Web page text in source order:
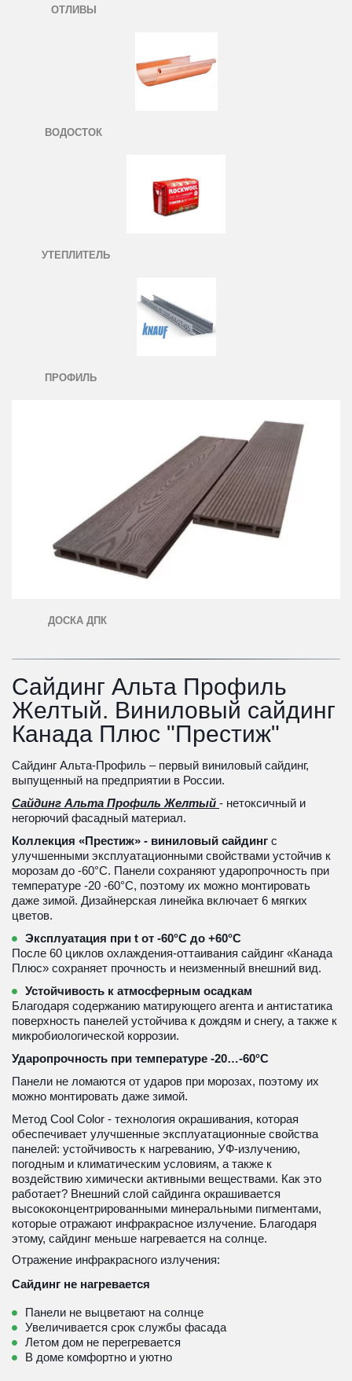
ОТЛИВЫ
ВОДОСТОК
УТЕПЛИТЕЛЬ
ПРОФИЛЬ
ДОСКА ДПК
Сайдинг Альта Профиль
Желтый. Виниловый сайдинг
Канада Плюс "Престиж"
Сайдинг Альта-Профиль – первый виниловый сайдинг,
выпущенный на предприятии в России.
Сайдинг Альта Профиль Желтый - нетоксичный и
негорючий фасадный материал.
Коллекция «Престиж» - виниловый сайдинг с
улучшенными эксплуатационными свойствами устойчив к
морозам до -60°С. Панели сохраняют ударопрочность при
температуре -20 -60°С, поэтому их можно монтировать
даже зимой. Дизайнерская линейка включает 6 мягких
цветов.
Эксплуатация при t от -60°С до +60°С
После 60 циклов охлаждения-оттаивания сайдинг «Канада
Плюс» сохраняет прочность и неизменный внешний вид.
Устойчивость к атмосферным осадкам
Благодаря содержанию матирующего агента и антистатика
поверхность панелей устойчива к дождям и снегу, а также к
микробиологической коррозии.
Ударопрочность при температуре -20…-60°С
Панели не ломаются от ударов при морозах, поэтому их
можно монтировать даже зимой.
Метод Cool Color - технология окрашивания, которая
обеспечивает улучшенные эксплуатационные свойства
панелей: устойчивость к нагреванию, УФ-излучению,
погодным и климатическим условиям, а также к
воздействию химически активными веществами. Как это
работает? Внешний слой сайдинга окрашивается
высококонцентрированными минеральными пигментами,
которые отражают инфракрасное излучение. Благодаря
этому, сайдинг меньше нагревается на солнце.
Отражение инфракрасного излучения:
Сайдинг не нагревается
Панели не выцветают на солнце
Увеличивается срок службы фасада
Летом дом не перегревается
В доме комфортно и уютно